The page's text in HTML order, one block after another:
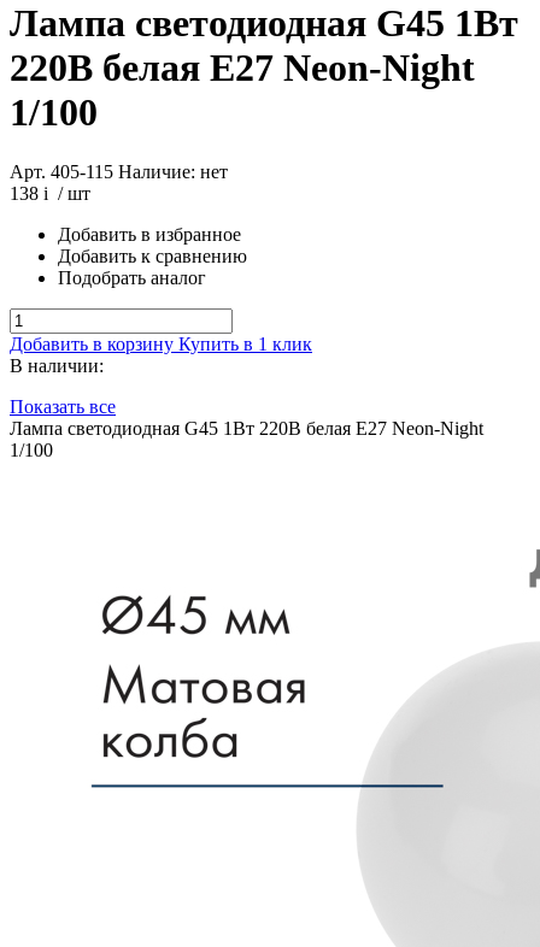
Лампа светодиодная G45 1Вт
220В белая Е27 Neon-Night
1/100
Арт. 405-115 Наличие: нет
138 i / шт
Добавить в избранное
Добавить к сравнению
Подобрать аналог
Добавить в корзину Купить в 1 клик
В наличии:
Показать все
Лампа светодиодная G45 1Вт 220В белая Е27 Neon-Night
1/100